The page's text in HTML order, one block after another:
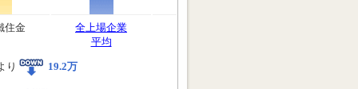
住金
全上場企業
平均
り 19.2万